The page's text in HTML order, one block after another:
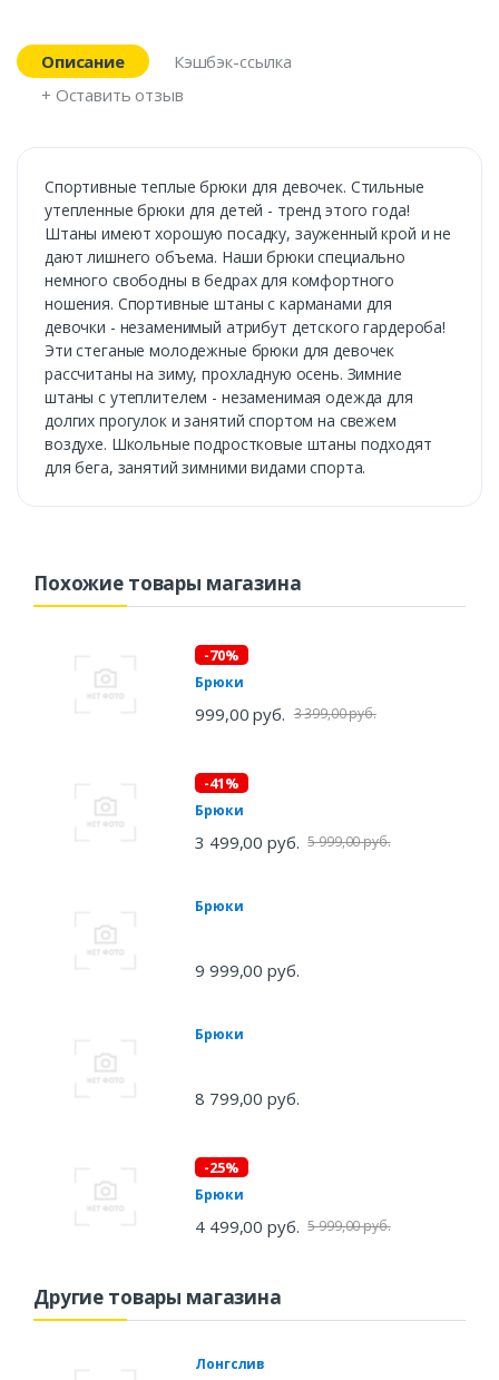
Описание
Кэшбэк-ссылка
+ Оставить отзыв
Спортивные теплые брюки для девочек. Стильные
утепленные брюки для детей - тренд этого года!
Штаны имеют хорошую посадку, зауженный крой и не
дают лишнего объема. Наши брюки специально
немного свободны в бедрах для комфортного
ношения. Спортивные штаны с карманами для
девочки - незаменимый атрибут детского гардероба!
Эти стеганые молодежные брюки для девочек
рассчитаны на зиму, прохладную осень. Зимние
штаны с утеплителем - незаменимая одежда для
долгих прогулок и занятий спортом на свежем
воздухе. Школьные подростковые штаны подходят
для бега, занятий зимними видами спорта.
Похожие товары магазина
-70%
Брюки
999,00 руб. 3 399,00 руб.
-41%
Брюки
3 499,00 руб. 5 999,00 руб.
Брюки
9 999,00 руб.
Брюки
8 799,00 руб.
-25%
Брюки
4 499,00 руб. 5 999,00 руб.
Другие товары магазина
Лонгслив